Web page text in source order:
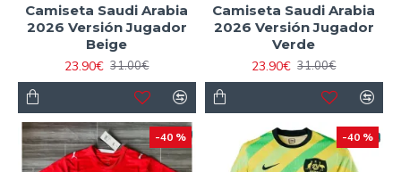
Camiseta Saudi Arabia
2026 Versión Jugador
Beige
23.90€ 31.00€
Camiseta Saudi Arabia
2026 Versión Jugador
Verde
23.90€ 31.00€
-40 % -40 %